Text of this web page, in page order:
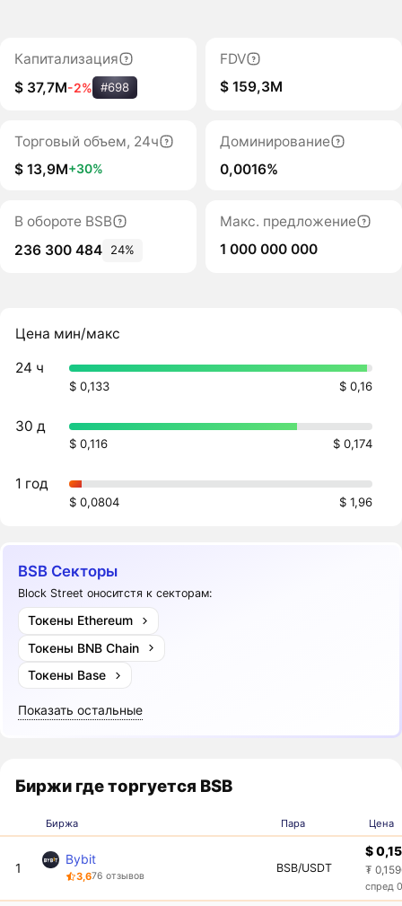
Капитализация
$ 37,7M-2% #698
FDV
$ 159,3M
Торговый объем, 24ч
$ 13,9M+30%
Доминирование
0,0016%
В обороте BSB
236 300 484
24%
Макс. предложение
1 000 000 000
Цена мин/макс
24 ч
$ 0,133 $ 0,16
30 д
$ 0,116 $ 0,174
1 год
$ 0,0804 $ 1,96
BSB Секторы
Block Street оноситстя к секторам:
Токены Ethereum
Токены BNB Chain
Токены Base
Показать остальные
Биржи где торгуется BSB
Биржа Пара Цена
1
Bybit
3,676 отзывов
BSB/USDT
$
₮
спред